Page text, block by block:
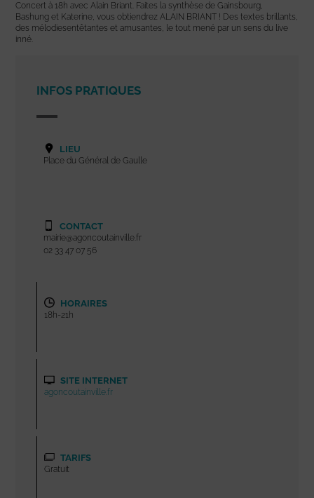
Concert à 18h avec Alain Briant. Faites la synthèse de Gainsbourg,
Bashung et Katerine, vous obtiendrez ALAIN BRIANT ! Des textes brillants,
des mélodiesentêtantes et amusantes, le tout mené par un sens du live
inné.
INFOS PRATIQUES
LIEU
Place du Général de Gaulle
CONTACT
mairie@agoncoutainville.fr
02 33 47 07 56
HORAIRES
18h-21h
SITE INTERNET
agoncoutainville.fr
TARIFS
Gratuit